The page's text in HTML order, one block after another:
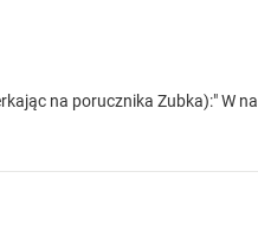
na porucznika Zubka):" W